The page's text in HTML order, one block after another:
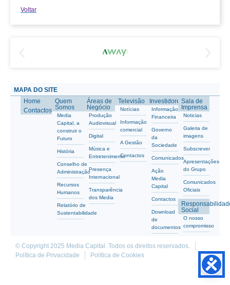
Voltar
MAPA DO SITE
Home
Contactos
Quem
Somos
Media
Capital, a
construir o
Futuro
História
Conselho de
Administração
Recursos
Humanos
Relatório de
Sustentabilidade
Áreas de
Negócio
Produção
Audiovisual
Digital
Música e
Entretenimento
Presença
Internacional
Transparência
dos Media
Televisão
Notícias
Informação
comercial
A Gestão
Contactos
Investidores
Informação
Financeira
Governo
da
Sociedade
Comunicados
Ação
Media
Capital
Contactos
Download
de
documentos
Sala de
Imprensa
Noticias
Galeria de
imagens
Subscrever
Apresentações
do Grupo
Comunicados
Oficiais
Social
O nosso
compromisso
© Copyright 2025 Media Capital. Todos os direitos reservados.
Política de Privacidade
Política de Cookies